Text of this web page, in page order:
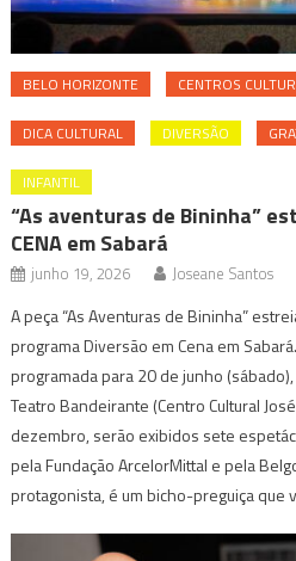
BELO HORIZONTE CENTROS
DICA CULTURAL DIVERSÃO
INFANTIL
“As aventuras de Bininha”
CENA em Sabará
junho 19, 2026 Joseane Santos
A peça “As Aventuras de Bininha”
programa Diversão em Cena em
programada para 20 de junho
Teatro Bandeirante (Centro Cultural
dezembro, serão exibidos sete
pela Fundação ArcelorMittal e pela
protagonista, é um bicho-preguiça que